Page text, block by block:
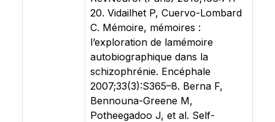
20. Vidailhet P, Cuervo-Lombard
C. Mémoire, mémoires :
l’exploration de lamémoire
autobiographique dans la
schizophrénie. Encéphale
2007;33(3):S365–8. Berna F,
Bennouna-Greene M,
Potheegadoo J, et al. Self-